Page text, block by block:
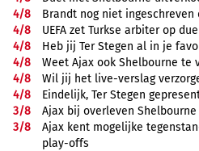
4/8
Brandt nog niet ingeschreven
4/8
UEFA zet Turkse arbiter op
4/8
Heb jij Ter Stegen al in je
4/8
Weet Ajax ook Shelbourne te
4/8
Wil jij het live-verslag
4/8
Eindelijk, Ter Stegen
3/8
Ajax bij overleven
3/8
Ajax kent mogelijke
play-offs